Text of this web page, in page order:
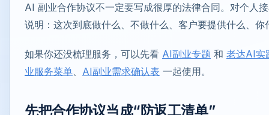
AI 副业合作协议不一定要写成很厚的法律合同。对个人
说明：这次到底做什么、不做什么、客户要提供什么、
如果你还没梳理服务，可以先看 AI副业专题 和 老达AI实
业服务菜单
AI副业需求确认表 一起使用。
先把合作协议当成“防返工清单”